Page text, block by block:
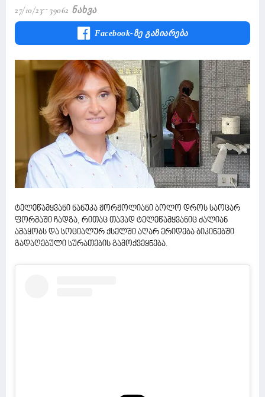
27/10/23 39062 Ნახვა
Facebook-Ზე Გაზიარება
ტელეწამყვანი ნანუკა ჟორჟოლიანი ბოლო დროს საოცარ
ფორმაში ჩადგა, რითაც თავად ტელეწამყვანიც ძალიან
ამაყობს და სოციალურ ქსელში აღარ ერიდება ბიკინებში
გადაღებული სურათების გამოქვეყნება.